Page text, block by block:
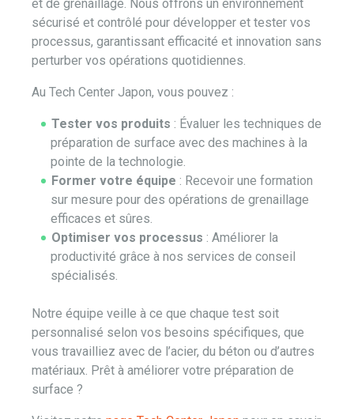
et de grenaillage. Nous offrons un environnement
sécurisé et contrôlé pour développer et tester vos
processus, garantissant efficacité et innovation sans
perturber vos opérations quotidiennes.
Au Tech Center Japon, vous pouvez :
Tester vos produits : Évaluer les techniques de
préparation de surface avec des machines à la
pointe de la technologie.
Former votre équipe : Recevoir une formation
sur mesure pour des opérations de grenaillage
efficaces et sûres.
Optimiser vos processus : Améliorer la
productivité grâce à nos services de conseil
spécialisés.
Notre équipe veille à ce que chaque test soit
personnalisé selon vos besoins spécifiques, que
vous travailliez avec de l’acier, du béton ou d’autres
matériaux. Prêt à améliorer votre préparation de
surface ?